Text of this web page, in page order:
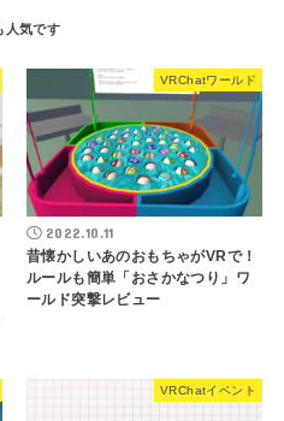
VRChatワールド
2022.10.11
昔懐かしいあのおもちゃがVRで！
ルールも簡単「おさかなつり」ワ
ールド突撃レビュー
VRChatイベント